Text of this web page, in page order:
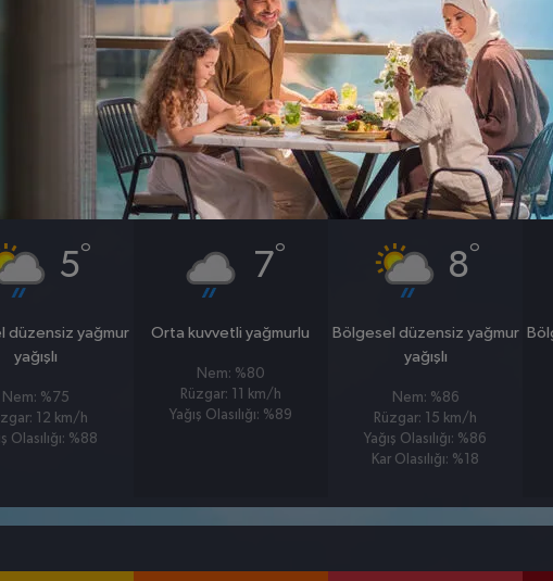
BASINÇ
0hpa
RÜZGAR
0km/s
5°
düzensiz yağmur
yağışlı
Nem: %75
12 km/h
Olasılığı: %88
23 OCAK
CUMA
7°
Orta kuvvetli yağmurlu
Nem: %80
Rüzgar: 11 km/h
Yağış Olasılığı: %89
24 OCAK
CUMARTESI
8°
Bölgesel düzensiz yağmur
yağışlı
Nem: %86
Rüzgar: 15 km/h
Yağış Olasılığı: %86
Kar Olasılığı: %18